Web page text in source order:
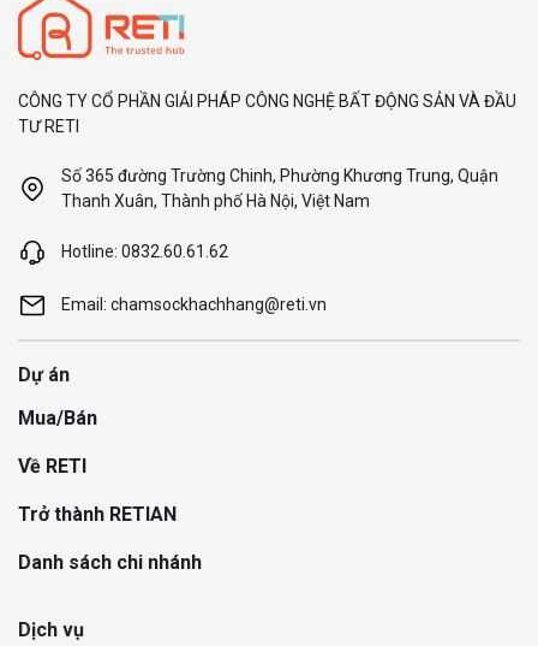
CÔNG TY CỔ PHẦN GIẢI PHÁP CÔNG NGHỆ BẤT ĐỘNG SẢN VÀ ĐẦU
TƯ RETI
Số 365 đường Trường Chinh, Phường Khương Trung, Quận
Thanh Xuân, Thành phố Hà Nội, Việt Nam
Hotline: 0832.60.61.62
Email: chamsockhachhang@reti.vn
Dự án
Mua/Bán
Về RETI
Trở thành RETIAN
Danh sách chi nhánh
Dịch vụ